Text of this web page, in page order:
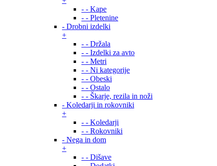
- - Kape
- - Pletenine
- Drobni izdelki
+
- - Držala
- - Izdelki za avto
- - Metri
- - Ni kategorije
- - Obeski
- - Ostalo
- - Škarje, rezila in noži
- Koledarji in rokovniki
+
- - Koledarji
- - Rokovniki
- Nega in dom
+
- - Dišave